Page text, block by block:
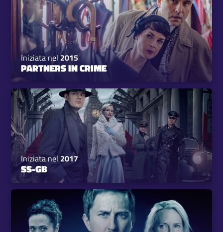
Iniziata nel2015
PARTNERS IN CRIME
Iniziata nel 2017
SS-GB